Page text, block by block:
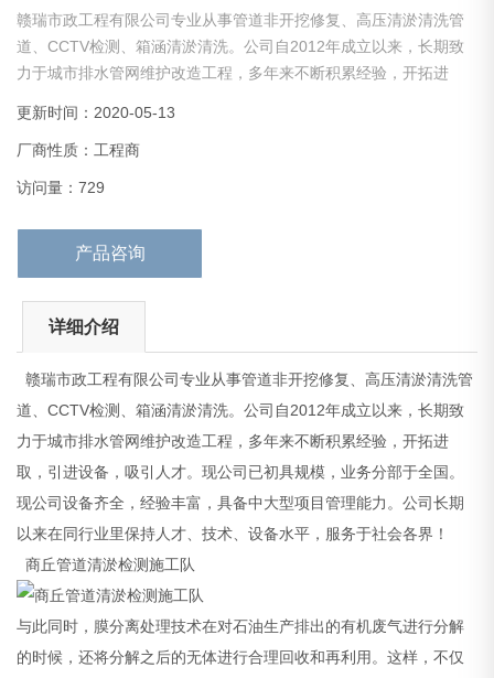
赣瑞市政工程有限公司专业从事管道非开挖修复、高压清淤清洗管
道、CCTV检测、箱涵清淤清洗。公司自2012年成立以来，长期致
力于城市排水管网维护改造工程，多年来不断积累经验，开拓进
现公司设备齐全，经验丰富，具备中大型项目管理能力。公司长期
以来在同行业里保持人才、技术、设备水平，服务于社会各界！
商丘管道清淤检测施工队
更新时间：2020-05-13
厂商性质：工程商
访问量：729
产品咨询
详细介绍
赣瑞市政工程有限公司专业从事管道非开挖修复、高压清淤清洗管
道、CCTV检测、箱涵清淤清洗。公司自2012年成立以来，长期致
力于城市排水管网维护改造工程，多年来不断积累经验，开拓进
取，引进设备，吸引人才。现公司已初具规模，业务分部于全国。
现公司设备齐全，经验丰富，具备中大型项目管理能力。公司长期
以来在同行业里保持人才、技术、设备水平，服务于社会各界！
商丘管道清淤检测施工队
与此同时，膜分离处理技术在对石油生产排出的有机废气进行分解
的时候，还将分解之后的无体进行合理回收和再利用。这样，不仅